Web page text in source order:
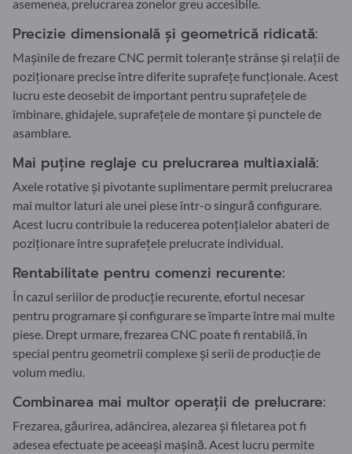
asemenea, prelucrarea zonelor greu accesibile.
Precizie dimensională și geometrică ridicată:
Mașinile de frezare CNC permit toleranțe strânse și relații de
poziționare precise între diferite suprafețe funcționale. Acest
lucru este deosebit de important pentru suprafețele de
îmbinare, ghidajele, suprafețele de montare și punctele de
asamblare.
Mai puține reglaje cu prelucrarea multiaxială:
Axele rotative și pivotante suplimentare permit prelucrarea
mai multor laturi ale unei piese într-o singură configurare.
Acest lucru contribuie la reducerea potențialelor abateri de
poziționare între suprafețele prelucrate individual.
Rentabilitate pentru comenzi recurente:
În cazul seriilor de producție recurente, efortul necesar
pentru programare și configurare se împarte între mai multe
piese. Drept urmare, frezarea CNC poate fi rentabilă, în
special pentru geometrii complexe și serii de producție de
volum mediu.
Combinarea mai multor operații de prelucrare:
Frezarea, găurirea, adâncirea, alezarea și filetarea pot fi
adesea efectuate pe aceeași mașină. Acest lucru permite